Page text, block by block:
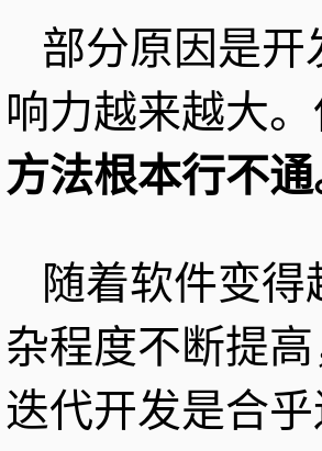
部分原因是
响力越来越大
方法根本行不通
随着软件变
杂程度不断提
迭代开发是合